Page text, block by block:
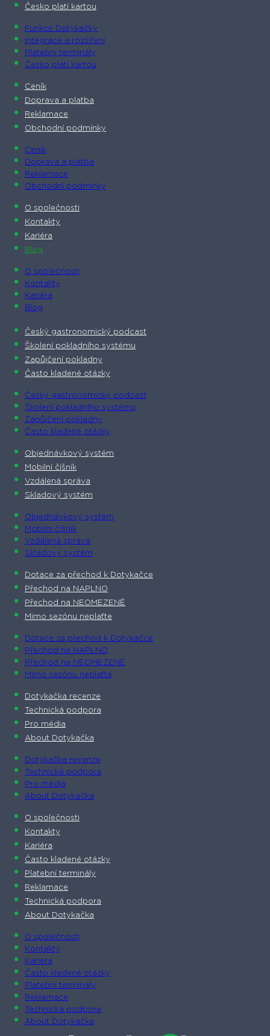
Česko platí kartou
Funkce Dotykačky
Integrace a rozšíření
Platební terminály
Česko platí kartou
Ceník
Doprava a platba
Reklamace
Obchodní podmínky
Ceník
Doprava a platba
Reklamace
Obchodní podmínky
O společnosti​
Kontakty
Kariéra
Blog
O společnosti​
Kontakty
Kariéra
Blog
Český gastronomický podcast​
Školení pokladního systému
Zapůjčení pokladny
Často kladené otázky
Český gastronomický podcast​
Školení pokladního systému
Zapůjčení pokladny
Často kladené otázky
Objednávkový systém
Mobilní číšník
Vzdálená správa
Skladový systém
Objednávkový systém
Mobilní číšník
Vzdálená správa
Skladový systém
Dotace za přechod k Dotykačce
Přechod na NAPLNO
Přechod na NEOMEZENĚ
Mimo sezónu neplaťte
Dotace za přechod k Dotykačce
Přechod na NAPLNO
Přechod na NEOMEZENĚ
Mimo sezónu neplaťte
Dotykačka recenze
Technická podpora
Pro média
About Dotykačka
Dotykačka recenze
Technická podpora
Pro média
About Dotykačka
O společnosti
Kontakty
Kariéra
Často kladené otázky
Platební terminály
Reklamace
Technická podpora
About Dotykačka
O společnosti
Kontakty
Kariéra
Často kladené otázky
Platební terminály
Reklamace
Technická podpora
About Dotykačka